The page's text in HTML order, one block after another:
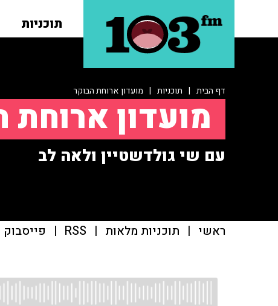
תוכניות
דף הבית | תוכניות | מועדון ארוחת הבוקר
מועדון ארוחת
עם שי גולדשטיין ולאה לב
ראשי | תוכניות מלאות |
RSS
| פייסבוק